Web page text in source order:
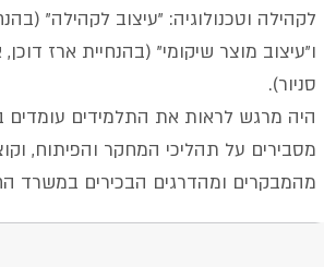
לקהילה וטכנולוגיה: "עיצוב לקהילה"
ו"עיצוב מוצר שיקומי" (בהנחיית ארז דוכן,
סניור).
​היה מרגש לראות את התלמידים עומדים
מסבירים על תהליכי המחקר והפיתוח,
מהמבקרים ומהדרגים הבכירים במשרד